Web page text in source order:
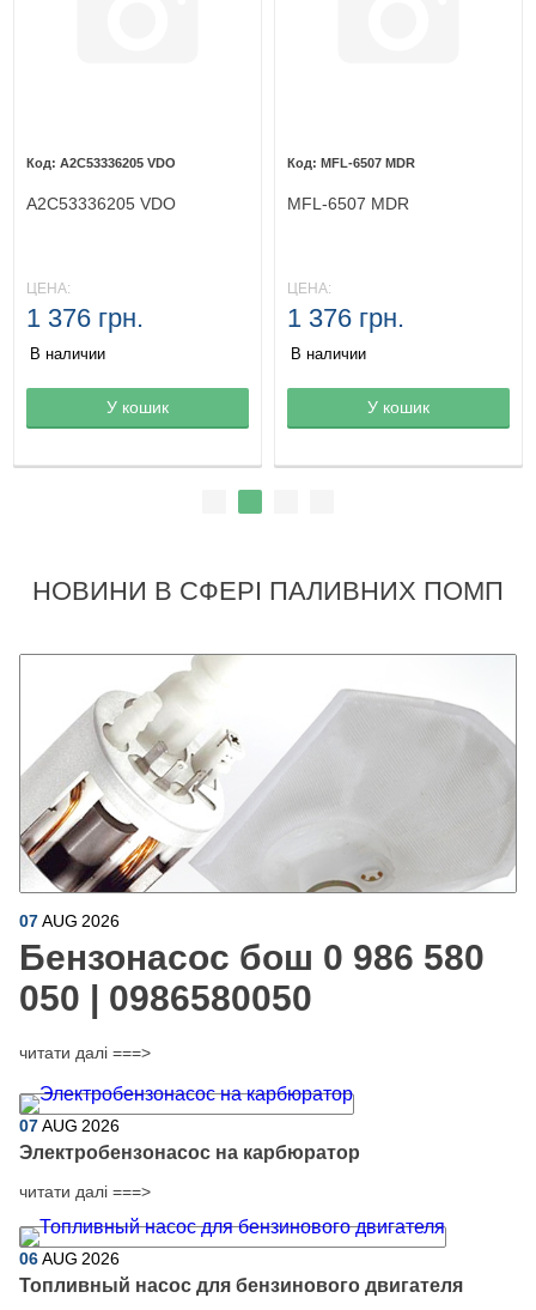
Товар в корзине
A2C53336205 VDO
A2C53336205 VDO
ЦЕНА:
1 376 грн.
В наличии
У кошик Товар в корзине
MFL-6507 MDR
MFL-6507 MDR
ЦЕНА:
1 376 грн.
В наличии
У кошик
НОВИНИ В СФЕРІ ПАЛИВНИХ ПОМП
07AUG 2026
Бензонасос бош 0 986 580
050 | 0986580050
читати далі ===>
07AUG 2026
Электробензонасос на карбюратор
читати далі ===>
06AUG 2026
Топливный насос для бензинового двигателя